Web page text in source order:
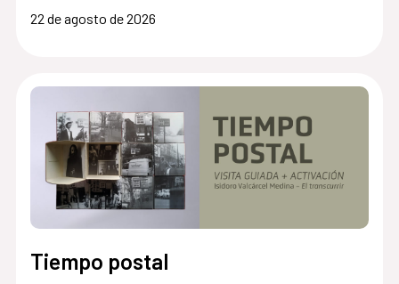
22 de agosto de 2026
Tiempo postal